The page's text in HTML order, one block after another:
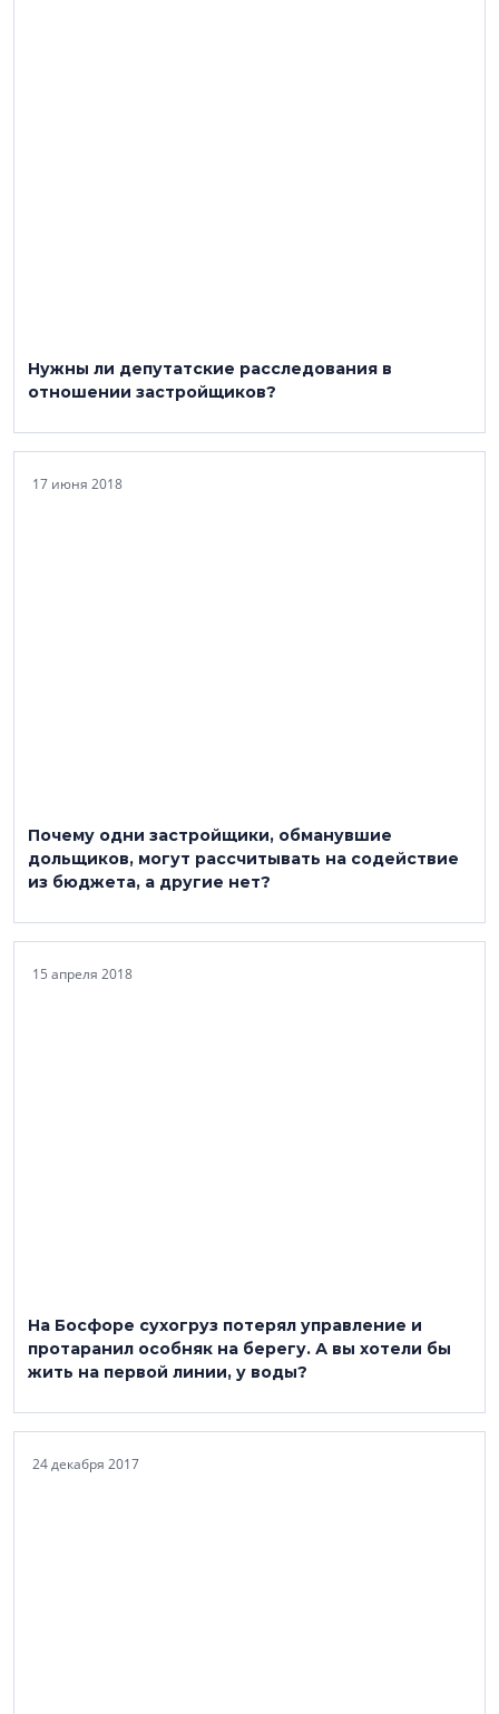
Нужны ли депутатские расследования в
отношении застройщиков?
17 июня 2018
Почему одни застройщики, обманувшие
дольщиков, могут рассчитывать на содействие
из бюджета, а другие нет?
15 апреля 2018
На Босфоре сухогруз потерял управление и
протаранил особняк на берегу. А вы хотели бы
жить на первой линии, у воды?
24 декабря 2017